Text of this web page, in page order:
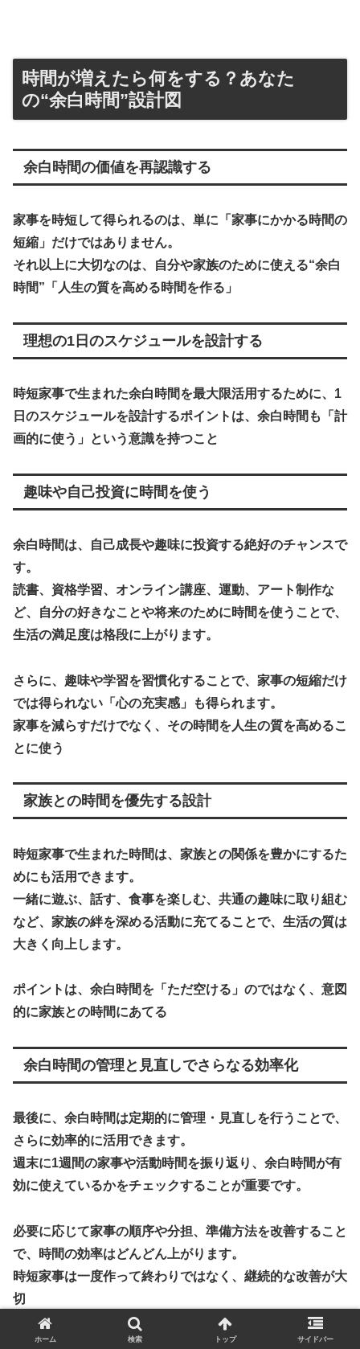
時間が増えたら何をする？あなた
の“余白時間”設計図
余白時間の価値を再認識する
家事を時短して得られるのは、単に「家事にかかる時間の
短縮」だけではありません。
それ以上に大切なのは、
自分や家族のために使える“余白
時間”「人生の質を高める時間を作る」
理想の1日のスケジュールを設計する
時短家事で生まれた余白時間を最大限活用するために、 1
日のスケジュールを設計するポイントは、余白時間も「計
画的に使う」という意識を持つこと
趣味や自己投資に時間を使う
余白時間は、自己成長や趣味に投資する絶好のチャンスで
す。
読書、資格学習、オンライン講座、運動、アート制作な
ど、自分の好きなことや将来のために時間を使うことで、
生活の満足度は格段に上がります。
さらに、趣味や学習を習慣化することで、家事の短縮だけ
では得られない「心の充実感」も得られます。
家事を減らすだけでなく、その時間を人生の質を高めるこ
とに使う
家族との時間を優先する設計
時短家事で生まれた時間は、家族との関係を豊かにするた
めにも活用できます。
一緒に遊ぶ、話す、食事を楽しむ、共通の趣味に取り組む
など、家族の絆を深める活動に充てることで、生活の質は
大きく向上します。
ポイントは、余白時間を「ただ空ける」のではなく、 意図
的に家族との時間にあてる
余白時間の管理と見直しでさらなる効率化
最後に、余白時間は定期的に管理・見直しを行うことで、
さらに効率的に活用できます。
週末に1週間の家事や活動時間を振り返り、余白時間が有
効に使えているかをチェックすることが重要です。
必要に応じて家事の順序や分担、準備方法を改善すること
で、時間の効率はどんどん上がります。
時短家事は一度作って終わりではなく、継続的な改善が大
切
ホーム 検索 トップ サイドバー